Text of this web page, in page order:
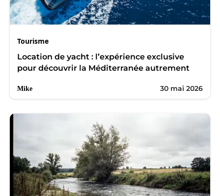
Tourisme
Location de yacht : l’expérience exclusive
pour découvrir la Méditerranée autrement
Mike 30 mai 2026